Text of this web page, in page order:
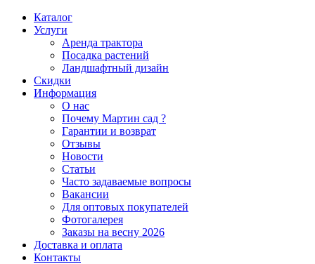
Каталог
Услуги
Аренда трактора
Посадка растений
Ландшафтный дизайн
Скидки
Информация
О нас
Почему Мартин сад ?
Гарантии и возврат
Отзывы
Новости
Статьи
Часто задаваемые вопросы
Вакансии
Для оптовых покупателей
Фотогалерея
Заказы на весну 2026
Доставка и оплата
Контакты